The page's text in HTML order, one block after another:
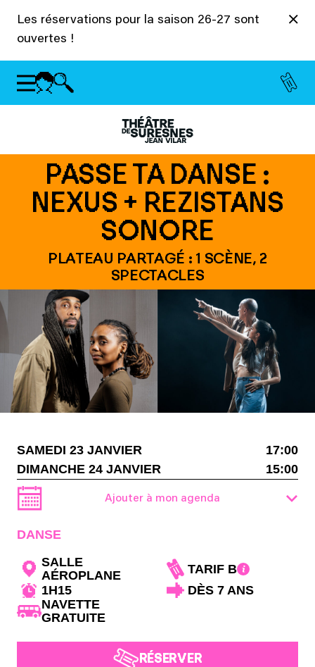
Les réservations pour la saison 26-27 sont
ouvertes !
PASSE TA DANSE :
NEXUS + REZISTANS
SONORE
PLATEAU PARTAGÉ : 1 SCÈNE, 2
SPECTACLES
SAMEDI 23 JANVIER
17:00
DIMANCHE 24 JANVIER
15:00
Ajouter à mon agenda
DANSE
SALLE
AÉROPLANE
TARIF B
1H15
DÈS 7 ANS
NAVETTE
GRATUITE
RÉSERVER